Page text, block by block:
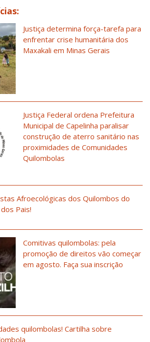
Justiça determina força-tarefa para
enfrentar crise humanitária dos
Maxakali em Minas Gerais
Justiça Federal ordena Prefeitura
Municipal de Capelinha paralisar
construção de aterro sanitário nas
proximidades de Comunidades
Quilombolas
Afroecológicas dos Quilombos do
Pais!
Comitivas quilombolas: pela
promoção de direitos vão começar
em agosto. Faça sua inscrição
quilombolas! Cartilha sobre